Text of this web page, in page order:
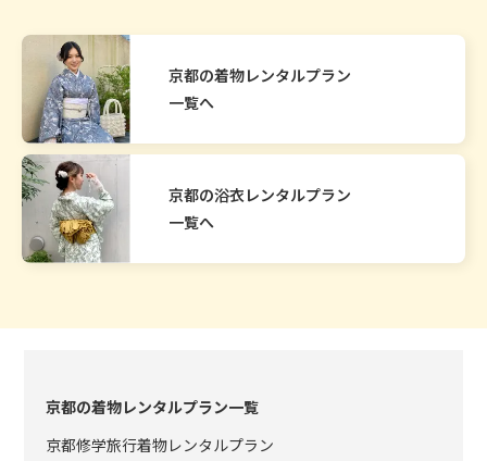
京都の着物レンタルプラン
一覧へ
京都の浴衣レンタルプラン
一覧へ
京都の着物レンタルプラン一覧
京都修学旅行着物レンタルプラン